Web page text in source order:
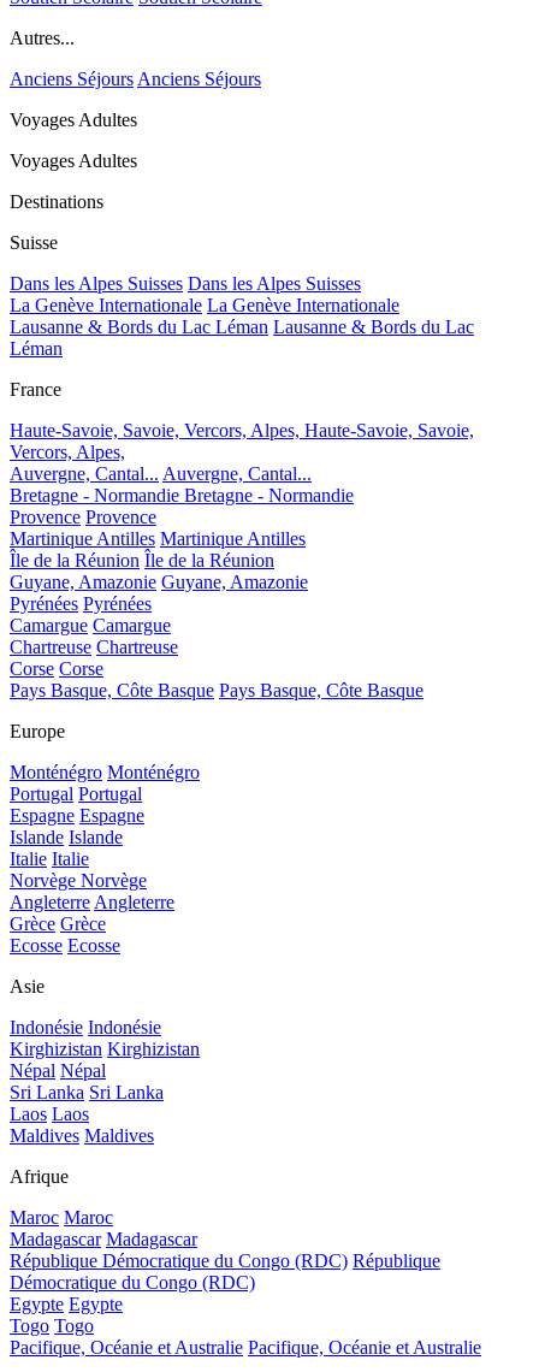
Autres...
Anciens Séjours Anciens Séjours
Voyages Adultes
Voyages Adultes
Destinations
Suisse
Dans les Alpes Suisses Dans les Alpes Suisses
La Genève Internationale La Genève Internationale
Lausanne & Bords du Lac Léman Lausanne & Bords du Lac
Léman
France
Haute-Savoie, Savoie, Vercors, Alpes, Haute-Savoie, Savoie,
Vercors, Alpes,
Auvergne, Cantal... Auvergne, Cantal...
Bretagne - Normandie Bretagne - Normandie
Provence Provence
Martinique Antilles Martinique Antilles
Île de la Réunion Île de la Réunion
Guyane, Amazonie Guyane, Amazonie
Pyrénées Pyrénées
Camargue Camargue
Chartreuse Chartreuse
Corse Corse
Pays Basque, Côte Basque Pays Basque, Côte Basque
Europe
Monténégro Monténégro
Portugal Portugal
Espagne Espagne
Islande Islande
Italie Italie
Norvège Norvège
Angleterre Angleterre
Grèce Grèce
Ecosse Ecosse
Asie
Indonésie Indonésie
Kirghizistan Kirghizistan
Népal Népal
Sri Lanka Sri Lanka
Laos Laos
Maldives Maldives
Afrique
Maroc Maroc
Madagascar Madagascar
République Démocratique du Congo (RDC) République
Démocratique du Congo (RDC)
Egypte Egypte
Togo Togo
Pacifique, Océanie et Australie Pacifique, Océanie et Australie